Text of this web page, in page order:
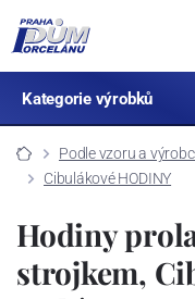
Kategorie výrobků
Podle vzoru a
Cibulákové HODINY
Hodiny
strojkem,